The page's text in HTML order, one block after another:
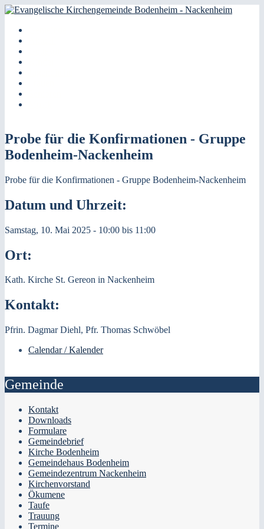
Direkt zum Inhalt
Evangelische
Kirchengemeinde
Bodenheim -
Nackenheim
Kategorien
Probe für die Konfirmationen - Gruppe
Bodenheim-Nackenheim
Probe für die Konfirmationen - Gruppe Bodenheim-Nackenheim
Datum und Uhrzeit:
Samstag, 10. Mai 2025 - 10:00 bis 11:00
Ort:
Kath. Kirche St. Gereon in Nackenheim
Kontakt:
Pfrin. Dagmar Diehl, Pfr. Thomas Schwöbel
Calendar / Kalender
Gemeinde
Kontakt
Downloads
Formulare
Gemeindebrief
Kirche Bodenheim
Gemeindehaus Bodenheim
Gemeindezentrum Nackenheim
Kirchenvorstand
Ökumene
Taufe
Trauung
Termine